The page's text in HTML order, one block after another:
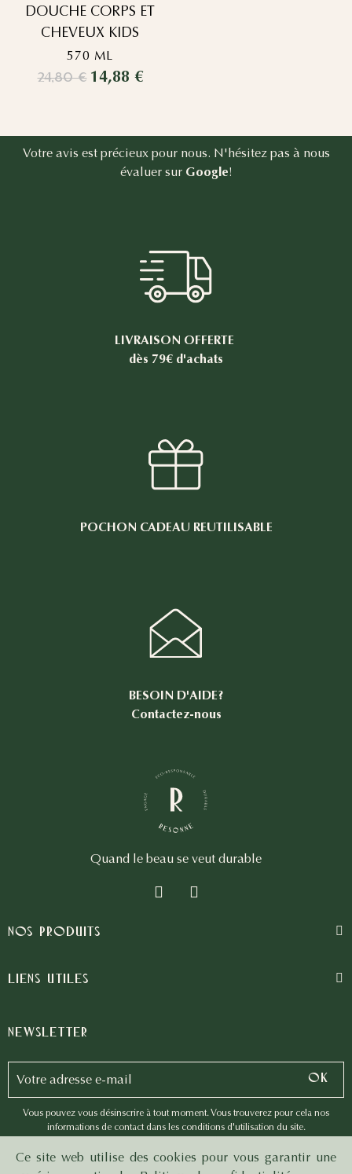
DOUCHE CORPS ET
CHEVEUX KIDS
570 ML
24,80 € 14,88 €
Votre avis est précieux pour nous. N'hésitez pas à nous
évaluer sur Google!
LIVRAISON OFFERTE
dès 79€ d'achats
POCHON CADEAU REUTILISABLE
BESOIN D'AIDE?
Contactez-nous
Quand le beau se veut durable
Nos produits
Liens utiles
Newsletter
Vous pouvez vous désinscrire à tout moment. Vous trouverez pour cela nos
informations de contact dans les conditions d'utilisation du site.
Ce site web utilise des cookies pour vous garantir une